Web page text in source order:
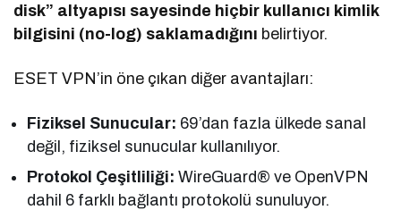
disk” altyapısı sayesinde hiçbir kullanıcı kimlik
bilgisini (no-log) saklamadığını belirtiyor.
ESET VPN’in öne çıkan diğer avantajları:
Fiziksel Sunucular: 69’dan fazla ülkede sanal
değil, fiziksel sunucular kullanılıyor.
Protokol Çeşitliliği: WireGuard® ve OpenVPN
dahil 6 farklı bağlantı protokolü sunuluyor.